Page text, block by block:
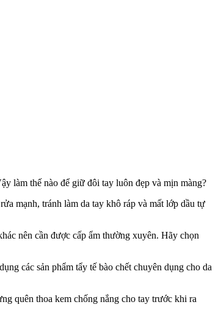
làm thế nào để giữ đôi tay luôn đẹp và mịn màng?
mạnh, tránh làm da tay khô ráp và mất lớp dầu tự
nên cần được cấp ẩm thường xuyên. Hãy chọn
các sản phẩm tẩy tế bào chết chuyên dụng cho da
quên thoa kem chống nắng cho tay trước khi ra